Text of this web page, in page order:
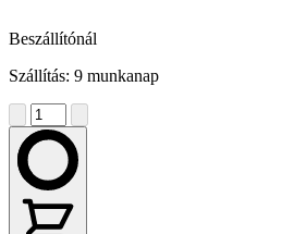
Beszállítónál
Szállítás: 9 munkanap